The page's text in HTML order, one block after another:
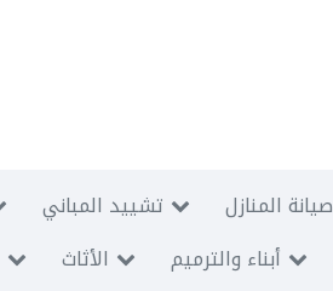
تشييد المباني صيانة المنازل
الأثاث أبناء والترميم